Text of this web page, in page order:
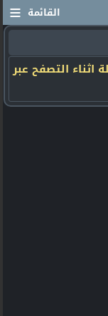
≡ القائمة
اثناء التصفح عبر